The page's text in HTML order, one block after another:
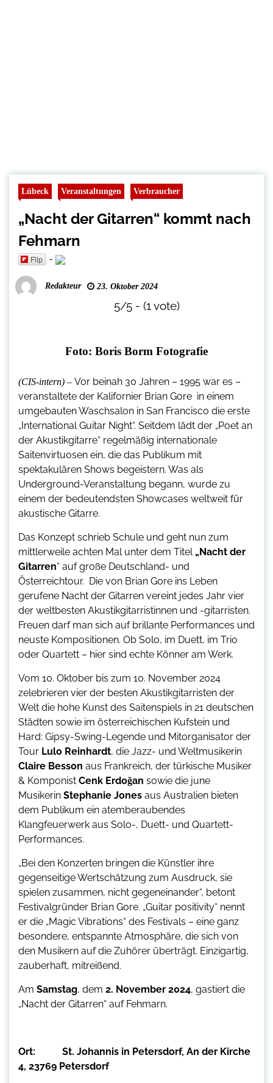
Lübeck Veranstaltungen Verbraucher
„Nacht der Gitarren“ kommt nach
Fehmarn
Flip -
Redakteur 23. Oktober 2024
5/5 - (1 vote)
Foto: Boris Borm Fotografie
(CIS-intern) – Vor beinah 30 Jahren – 1995 war es –
veranstaltete der Kalifornier Brian Gore in einem
umgebauten Waschsalon in San Francisco die erste
„International Guitar Night“. Seitdem lädt der „Poet an
der Akustikgitarre“ regelmäßig internationale
Saitenvirtuosen ein, die das Publikum mit
spektakulären Shows begeistern. Was als
Underground-Veranstaltung begann, wurde zu
einem der bedeutendsten Showcases weltweit für
akustische Gitarre.
Das Konzept schrieb Schule und geht nun zum
mittlerweile achten Mal unter dem Titel „Nacht der
Gitarren“ auf große Deutschland- und
Österreichtour. Die von Brian Gore ins Leben
gerufene Nacht der Gitarren vereint jedes Jahr vier
der weltbesten Akustikgitarristinnen und -gitarristen.
Freuen darf man sich auf brillante Performances und
neuste Kompositionen. Ob Solo, im Duett, im Trio
oder Quartett – hier sind echte Könner am Werk.
Vom 10. Oktober bis zum 10. November 2024
zelebrieren vier der besten Akustikgitarristen der
Welt die hohe Kunst des Saitenspiels in 21 deutschen
Städten sowie im österreichischen Kufstein und
Hard: Gipsy-Swing-Legende und Mitorganisator der
Tour Lulo Reinhardt, die Jazz- und Weltmusikerin
Claire Besson aus Frankreich, der türkische Musiker
& Komponist Cenk Erdoğan sowie die june
Musikerin Stephanie Jones aus Australien bieten
dem Publikum ein atemberaubendes
Klangfeuerwerk aus Solo-, Duett- und Quartett-
Performances.
„Bei den Konzerten bringen die Künstler ihre
gegenseitige Wertschätzung zum Ausdruck, sie
spielen zusammen, nicht gegeneinander“, betont
Festivalgründer Brian Gore. „Guitar positivity“ nennt
er die „Magic Vibrations“ des Festivals – eine ganz
besondere, entspannte Atmosphäre, die sich von
den Musikern auf die Zuhörer überträgt. Einzigartig,
zauberhaft, mitreißend.
Am Samstag, dem 2. November 2024, gastiert die
„Nacht der Gitarren“ auf Fehmarn.
Ort: St. Johannis in Petersdorf, An der Kirche
4, 23769 Petersdorf